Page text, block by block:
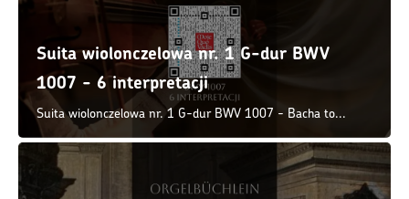
Suita wiolonczelowa nr. 1 G-dur BWV
1007 - 6 interpretacji
Suita wiolonczelowa nr. 1 G-dur BWV 1007 - Bacha to...